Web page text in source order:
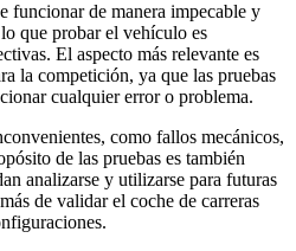
funcionar de manera impecable y
que probar el vehículo es
El aspecto más relevante es
la competición, ya que las pruebas
cualquier error o problema.
como fallos mecánicos,
de las pruebas es también
analizarse y utilizarse para futuras
de validar el coche de carreras